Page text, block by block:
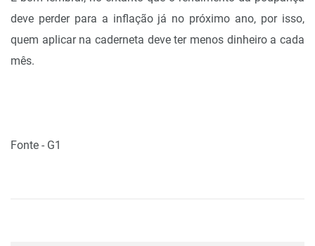
deve perder para a inflação já no próximo ano, por isso,
quem aplicar na caderneta deve ter menos dinheiro a cada
mês.
Fonte - G1